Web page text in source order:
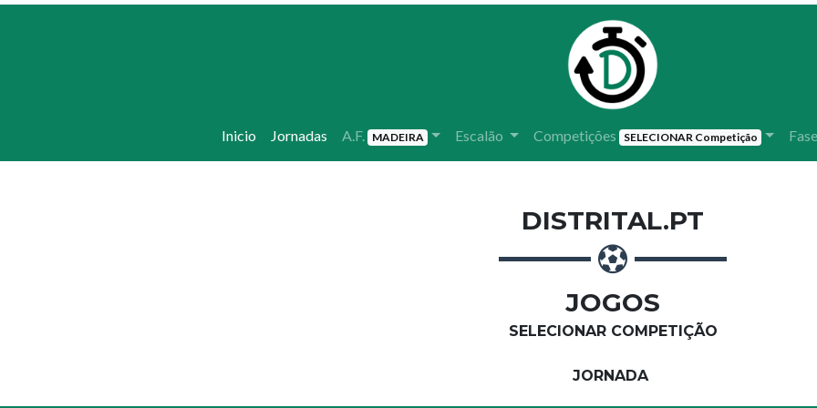
Inicio Jornadas A.F. MADEIRA Escalão Competições SELECIONAR Competição
DISTRITAL.PT
JOGOS
SELECIONAR COMPETIÇÃO
JORNADA